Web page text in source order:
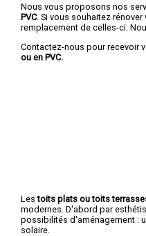
Nous vous proposons nos
PVC. Si vous souhaitez
remplacement de celles-ci.
Contactez-nous pour recevoir
ou en PVC.
Lestoits plats ou toits
modernes. D'abord par
possibilités d'aménagement :
solaire.